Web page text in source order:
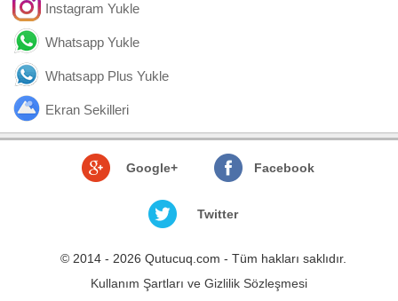
Instagram Yukle
Whatsapp Yukle
Whatsapp Plus Yukle
Ekran Sekilleri
Google+ Facebook
Twitter
© 2014 - 2026 Qutucuq.com - Tüm hakları saklıdır.
Kullanım Şartları ve Gizlilik Sözleşmesi